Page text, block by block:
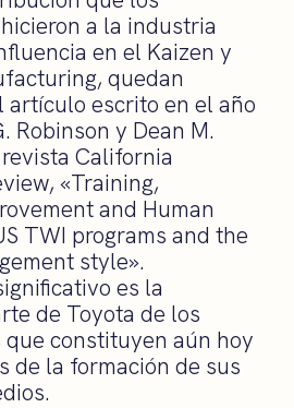
a la industria
en el Kaizen y
quedan
artículo escrito en el año
Robinson y Dean M.
California
«Training,
and Human
TWI programs and the
style».
es la
de Toyota de los
que constituyen aún hoy
de la formación de sus